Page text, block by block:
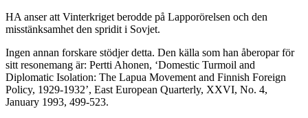
HA anser att Vinterkriget berodde på Lapporörelsen och den
misstänksamhet den spridit i Sovjet.
Ingen annan forskare stödjer detta. Den källa som han åberopar för
sitt resonemang är: Pertti Ahonen, ‘Domestic Turmoil and
Diplomatic Isolation: The Lapua Movement and Finnish Foreign
Policy, 1929-1932’, East European Quarterly, XXVI, No. 4,
January 1993, 499-523.